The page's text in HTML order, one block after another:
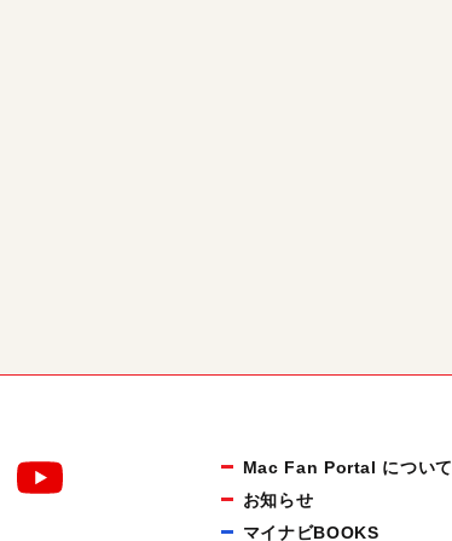
Mac Fan Portal について
お知らせ
マイナビBOOKS